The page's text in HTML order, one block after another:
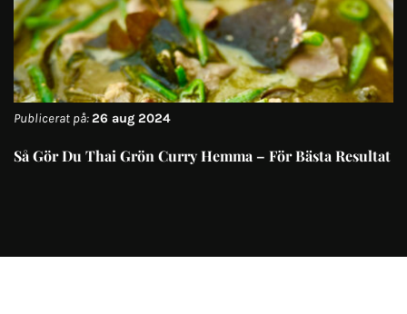
Publicerat på:26 aug 2024
Så Gör Du Thai Grön Curry Hemma – För Bästa Resultat